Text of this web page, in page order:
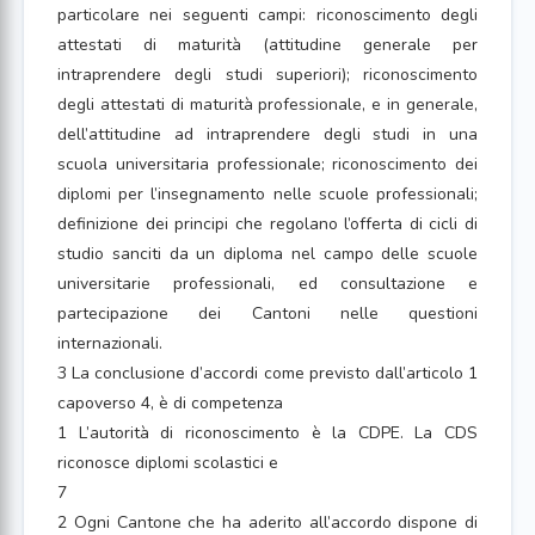
particolare nei seguenti campi: riconoscimento degli
attestati di maturità (attitudine generale per
intraprendere degli studi superiori); riconoscimento
degli attestati di maturità professionale, e in generale,
dell’attitudine ad intraprendere degli studi in una
scuola universitaria professionale; riconoscimento dei
diplomi per l’insegnamento nelle scuole professionali;
definizione dei principi che regolano l’offerta di cicli di
studio sanciti da un diploma nel campo delle scuole
universitarie professionali, ed consultazione e
partecipazione dei Cantoni nelle questioni
internazionali.
3 La conclusione d’accordi come previsto dall’articolo 1
capoverso 4, è di competenza
1 L’autorità di riconoscimento è la CDPE. La CDS
riconosce diplomi scolastici e
7
2 Ogni Cantone che ha aderito all’accordo dispone di